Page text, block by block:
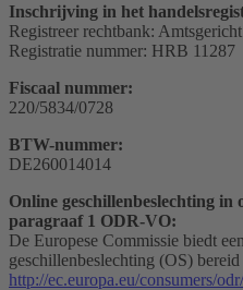
Inschrijving in het
Registreer rechtbank:
Registratie nummer: HRB 11287
Fiscaal nummer:
220/5834/0728
BTW-nummer:
DE260014014
Online geschillenbeslechting in
paragraaf 1 ODR-VO:
De Europese Commissie biedt
geschillenbeslechting (OS) bereid
http://ec.europa.eu/consumers/odr/